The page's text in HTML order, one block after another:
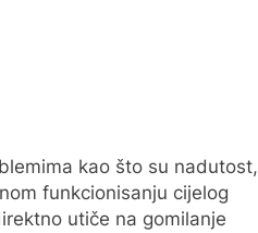
kao što su nadutost,
funkcionisanju cijelog
utiče na gomilanje